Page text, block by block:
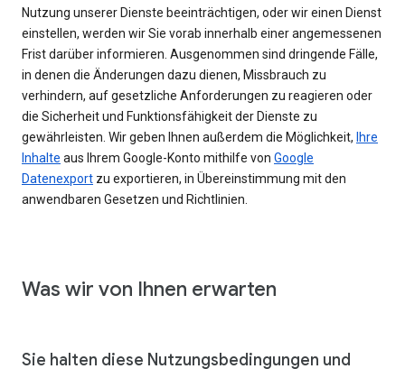
Nutzung unserer Dienste beeinträchtigen, oder wir einen Dienst
einstellen, werden wir Sie vorab innerhalb einer angemessenen
Frist darüber informieren. Ausgenommen sind dringende Fälle,
in denen die Änderungen dazu dienen, Missbrauch zu
verhindern, auf gesetzliche Anforderungen zu reagieren oder
die Sicherheit und Funktionsfähigkeit der Dienste zu
gewährleisten. Wir geben Ihnen außerdem die Möglichkeit, Ihre
Inhalte aus Ihrem Google-Konto mithilfe von Google
Datenexport zu exportieren, in Übereinstimmung mit den
anwendbaren Gesetzen und Richtlinien.
Was wir von Ihnen erwarten
Sie halten diese Nutzungsbedingungen und